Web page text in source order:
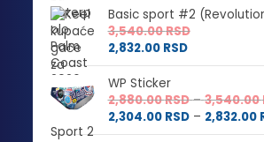
Basic sport #2
3,540.00RSD
2,832.00 RSD
WP Sticker
2,880.00RSD – 3,540.00
2,304.00 RSD – 2,832.00